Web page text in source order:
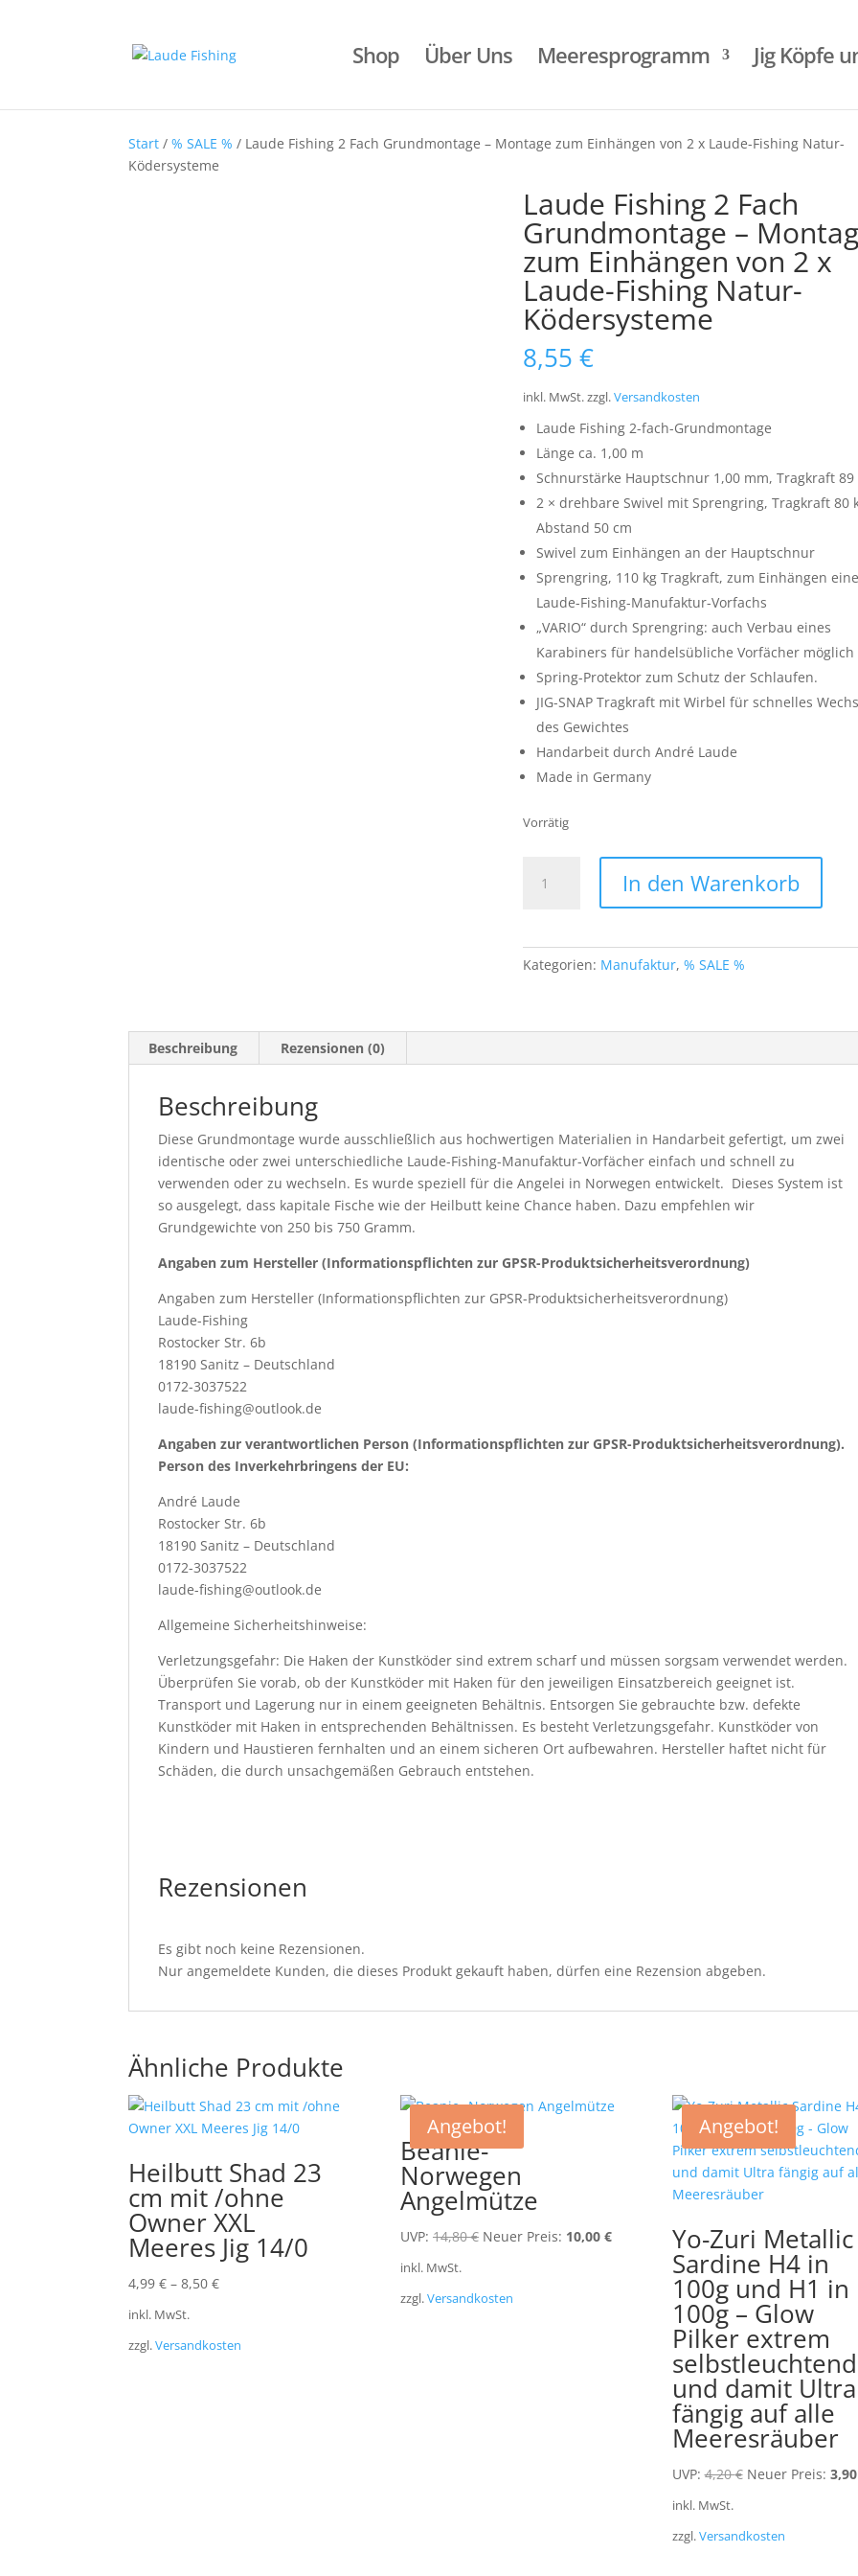
Shop Über Uns Meeresprogramm Jig Köpfe
Start /% SALE % / Laude Fishing 2 Fach Grundmontage – Montage zum Einhängen von 2 x Laude-Fishing Natur-
Ködersysteme
Laude Fishing 2 Fach
Grundmontage –
zum Einhängen von 2 x
Laude-Fishing Natur-
Ködersysteme
8,55€
inkl. MwSt.zzgl.Versandkosten
Laude Fishing 2-fach-Grundmontage
Länge ca. 1,00 m
Schnurstärke Hauptschnur 1,00 mm, Tragkraft 89
2 × drehbare Swivel mit Sprengring, Tragkraft 80
Abstand 50 cm
Swivel zum Einhängen an der Hauptschnur
Sprengring, 110 kg Tragkraft, zum Einhängen
Laude-Fishing-Manufaktur-Vorfachs
„VARIO“ durch Sprengring: auch Verbau eines
Karabiners für handelsübliche Vorfächer möglich
Spring-Protektor zum Schutz der Schlaufen.
JIG-SNAP Tragkraft mit Wirbel für schnelles
des Gewichtes
Handarbeit durch André Laude
Made in Germany
Vorrätig
Fishing
Grundmontage
von
Laude-
Fishing
Natur-
Ködersysteme
In den Warenkorb
Kategorien: Manufaktur,% SALE %
Beschreibung Rezensionen (0)
Beschreibung
Diese Grundmontage wurde ausschließlich aus hochwertigen Materialien in Handarbeit gefertigt, um zwei
identische oder zwei unterschiedliche Laude-Fishing-Manufaktur-Vorfächer einfach und schnell zu
verwenden oder zu wechseln. Es wurde speziell für die Angelei in Norwegen entwickelt. Dieses System ist
so ausgelegt, dass kapitale Fische wie der Heilbutt keine Chance haben. Dazu empfehlen wir
Grundgewichte von 250 bis 750 Gramm.
Angaben zum Hersteller (Informationspflichten zur GPSR-Produktsicherheitsverordnung)
Angaben zum Hersteller (Informationspflichten zur GPSR-Produktsicherheitsverordnung)
Laude-Fishing
Rostocker Str. 6b
18190 Sanitz – Deutschland
0172-3037522
laude-fishing@outlook.de
Angaben zur verantwortlichen Person (Informationspflichten zur GPSR-Produktsicherheitsverordnung).
Person des Inverkehrbringens der EU:
André Laude
Rostocker Str. 6b
18190 Sanitz – Deutschland
0172-3037522
laude-fishing@outlook.de
Allgemeine Sicherheitshinweise:
Verletzungsgefahr: Die Haken der Kunstköder sind extrem scharf und müssen sorgsam verwendet werden.
Überprüfen Sie vorab, ob der Kunstköder mit Haken für den jeweiligen Einsatzbereich geeignet ist.
Transport und Lagerung nur in einem geeigneten Behältnis. Entsorgen Sie gebrauchte bzw. defekte
Kunstköder mit Haken in entsprechenden Behältnissen. Es besteht Verletzungsgefahr. Kunstköder von
Kindern und Haustieren fernhalten und an einem sicheren Ort aufbewahren. Hersteller haftet nicht für
Schäden, die durch unsachgemäßen Gebrauch entstehen.
Rezensionen
Es gibt noch keine Rezensionen.
Nur angemeldete Kunden, die dieses Produkt gekauft haben, dürfen eine Rezension abgeben.
Ähnliche Produkte
Heilbutt Shad 23
cm mit /ohne
Owner XXL
Meeres Jig 14/0
4,99€ –8,50€
inkl. MwSt.
zzgl.Versandkosten
Angebot!
Beanie-
Norwegen
Angelmütze
UVP: 14,80€ Ursprünglicher
14,80 €
Neuer Preis: 10,00 €Aktueller
inkl. MwSt.
zzgl.Versandkosten
Angebot!
Yo-Zuri Metallic
Sardine H4 in
100g und H1 in
100g – Glow
Pilker extrem
selbstleuchtend
und damit Ultra
fängig auf alle
Meeresräuber
UVP: 4,20€ Ursprünglicher
4,20 €
Neuer Preis: 3,90
inkl. MwSt.
zzgl.Versandkosten